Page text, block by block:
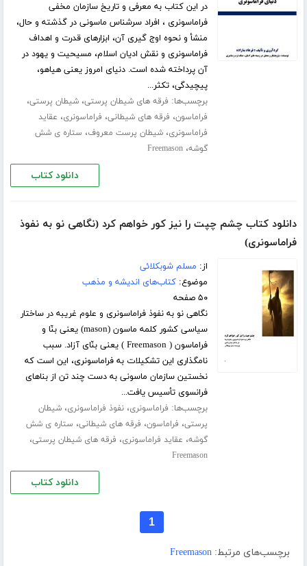
در این کتاب به معرفی و تاریخ سازمان مخفی
فراماسونری ، افراد سرشناس ماسونی در گذشته و حال،
منشأ و نحوه اوج گیری آن، ابزارهای قدرت و اهداف
فراماسونری و نقش ادیان اسلام، مسیحیت و یهود در
آن پرداخته شده است. دنیای امروز یعنی هیاهو،
پیچیدگی، تکثر...
برچسب‌ها: فرقه های شیطان پرستی،شیطان پرستی،
فراماسون، فرقه های شیطانی، فراماسونری، عقاید
فراماسونری،شیطان پرست معروف، ستاره ی شش
گوشه،Freemason
دانلود کتاب
دانلود کتاب چشم چپت را نیز کور خواهم کرد (نگاهی نو به نفوذ
فراماسونری)
از: مسلم شوبکلائی
موضوع:کتاب‌های اندیشه و مذهب
۵۰ صفحه
نگاهی نو به نفوذ فراماسونری و علوم غریبه در ساختار
سیاسی کشور کلمه ماسون (mason) یعنی بنّا و
فراماسون ( Freemason ) یعنی بنّای آزاد. سبب
نامگذاری این تشکیلات به فراماسونری، این است که
نخستین سازمان ماسونی به دست چند تن از بناهای
فرانسوی تأسیس یافت...
برچسب‌ها: فراماسونری،نفوذ فراماسونری،شیطان
پرستی، فراماسون، فرقه های شیطانی، ستاره ی شش
گوشه، عقاید فراماسونری، فرقه های شیطان پرستی،
Freemason
دانلود کتاب
1
برچسب‌های مرتبط: Freemason